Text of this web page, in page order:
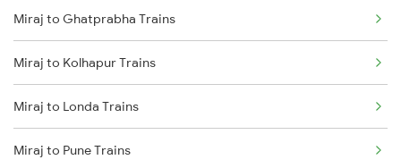
Mumbai to Delhi Trains
Mumbai to Goa Trains
Chennai to Coimbatore Trains
Miraj to Ghatprabha Trains
Miraj to Kolhapur Trains
Miraj to Londa Trains
Miraj to Pune Trains